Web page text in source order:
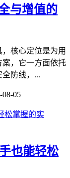
与增值的
核心定位是为用
案，它一方面依托
防线，...
08-05
也能轻松